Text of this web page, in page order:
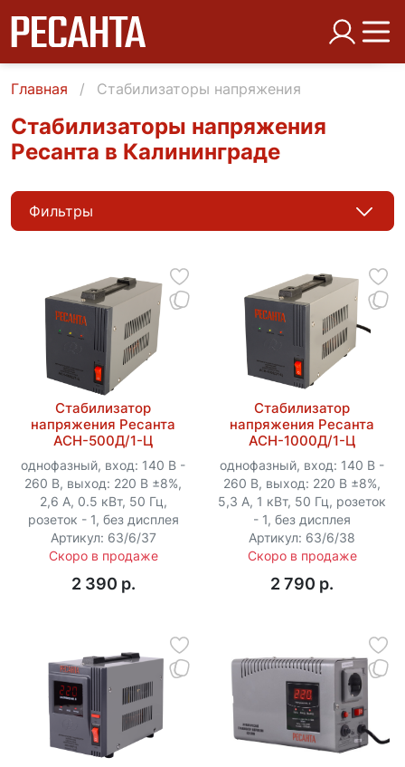
Главная Стабилизаторы напряжения
Стабилизаторы напряжения
Ресанта в Калининграде
Фильтры
Стабилизатор
напряжения Ресанта
АСН-500Д/1-Ц
однофазный, вход: 140 В -
260 В, выход: 220 В ±8%,
2,6 А, 0.5 кВт, 50 Гц,
розеток - 1, без дисплея
Артикул: 63/6/37
Скоро в продаже
2 390 p.
Стабилизатор
напряжения Ресанта
АСН-1000Д/1-Ц
однофазный, вход: 140 В -
260 В, выход: 220 В ±8%,
5,3 А, 1 кВт, 50 Гц, розеток
- 1, без дисплея
Артикул: 63/6/38
Скоро в продаже
2 790 p.